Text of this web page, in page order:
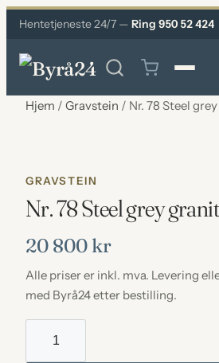
Hentetjeneste 24/7 — Ring 950 52 424
Hjem / Gravstein / Nr. 78 Steel
GRAVSTEIN
Nr. 78 Steel grey
20 800 kr
Alle priser er inkl. mva. Levering
med Byrå24 etter bestilling.